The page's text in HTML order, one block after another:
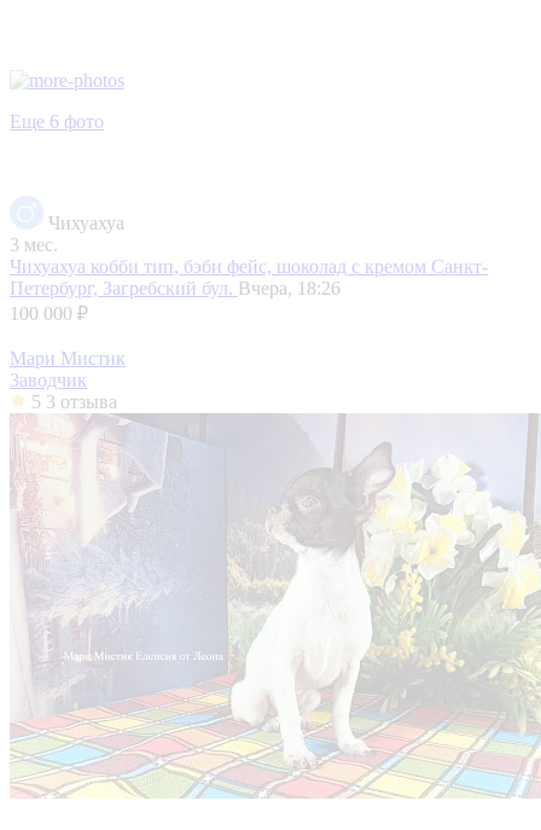
Еще 6 фото
Чихуахуа
3 мес.
Чихуахуа кобби тип, бэби фейс, шоколад с кремом Санкт-
Петербург, Загребский бул. Вчера, 18:26
100 000 ₽
Мари Мистик
Заводчик
5 3 отзыва